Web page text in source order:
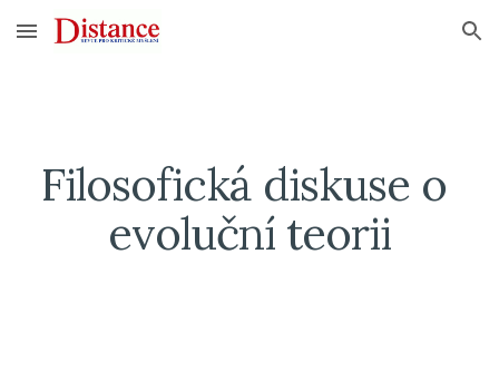
Skip to main content Skip to navigation
Filosofická diskuse o
evoluční teorii